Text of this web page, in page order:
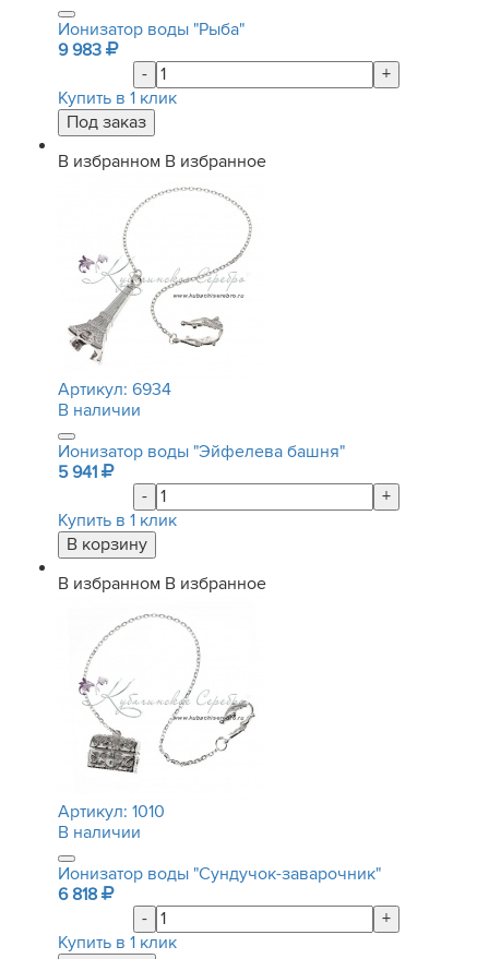
Ионизатор воды "Рыба"
9 983
-
+
Купить в 1 клик
В избранном В избранное
Артикул: 6934
В наличии
Ионизатор воды "Эйфелева башня"
5 941
-
+
Купить в 1 клик
В избранном В избранное
Артикул: 1010
В наличии
Ионизатор воды "Сундучок-заварочник"
6 818
-
+
Купить в 1 клик